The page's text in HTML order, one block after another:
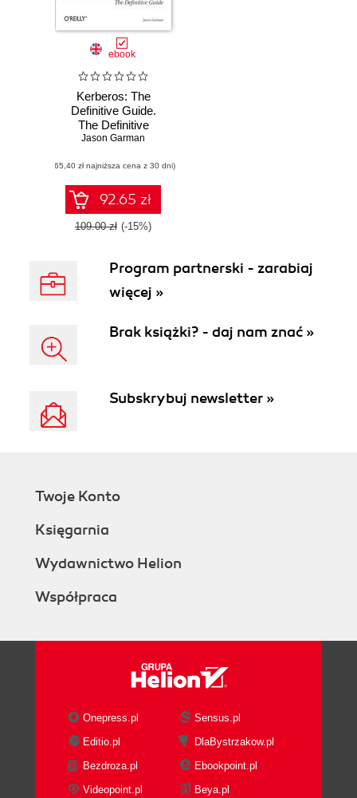
ebook
Kerberos: The
Definitive Guide.
The Definitive
Guide
Jason Garman
(65,40 zł najniższa cena z 30 dni)
92.65 zł
109.00 zł (-15%)
Program partnerski - zarabiaj
więcej »
Brak książki? - daj nam znać »
Subskrybuj newsletter »
Twoje Konto
Księgarnia
Wydawnictwo Helion
Współpraca
Onepress.pl
Sensus.pl
Editio.pl
DlaBystrzakow.pl
Bezdroza.pl
Ebookpoint.pl
Videopoint.pl
Beya.pl